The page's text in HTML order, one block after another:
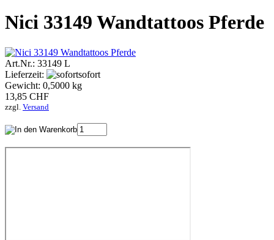
Nici 33149 Wandtattoos Pferde
Art.Nr.: 33149 L
Lieferzeit:
sofort
Gewicht: 0,5000 kg
13,85 CHF
zzgl. Versand